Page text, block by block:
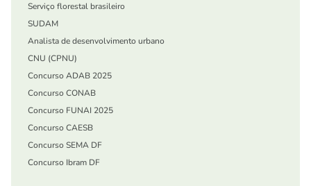
Serviço florestal brasileiro
SUDAM
Analista de desenvolvimento urbano
CNU (CPNU)
Concurso ADAB 2025
Concurso CONAB
Concurso FUNAI 2025
Concurso CAESB
Concurso SEMA DF
Concurso Ibram DF